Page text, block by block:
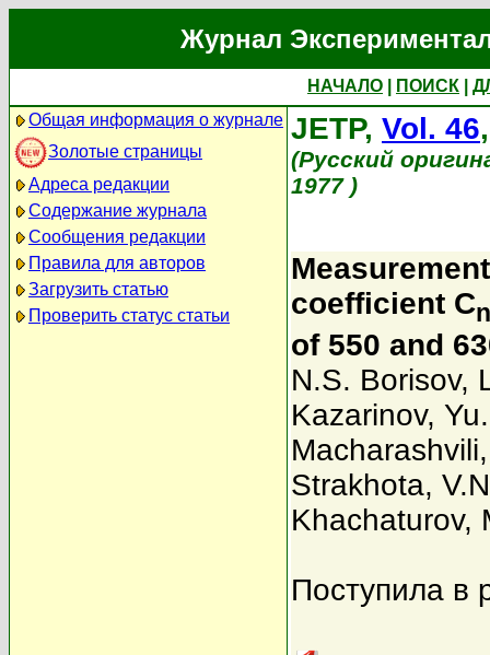
Журнал
НАЧАЛО ПОИСК
Общая информация о журнале
Золотые страницы
Адреса редакции
Содержание журнала
Сообщения редакции
Правила для авторов
Загрузить статью
Проверить статус статьи
JETP, Vol. 46
(Русский
1977 )
coefficient C
of 550 and
N.S. Borisov,
Kazarinov,
Macharashvili
Strakhota,
Khachaturov,
Поступила в